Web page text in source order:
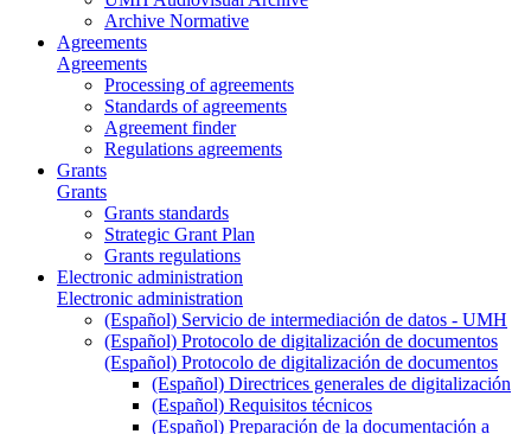
Archive Normative
Agreements
Agreements
Processing of agreements
Standards of agreements
Agreement finder
Regulations agreements
Grants
Grants
Grants standards
Strategic Grant Plan
Grants regulations
Electronic administration
Electronic administration
(Español) Servicio de intermediación de datos - UMH
(Español) Protocolo de digitalización de documentos
(Español) Protocolo de digitalización de documentos
(Español) Directrices generales de digitalización
(Español) Requisitos técnicos
(Español) Preparación de la documentación a